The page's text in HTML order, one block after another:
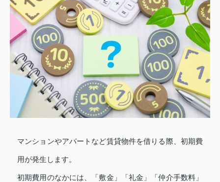
マンションやアパートなど賃貸物件を借りる際、初期費
用が発生します。
初期費用のなかには、「敷金」「礼金」「仲介手数料」